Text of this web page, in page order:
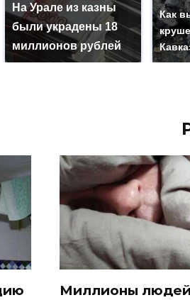
На Урале из казны
были украдены 18
миллионов рублей
Как
Миллионы людей